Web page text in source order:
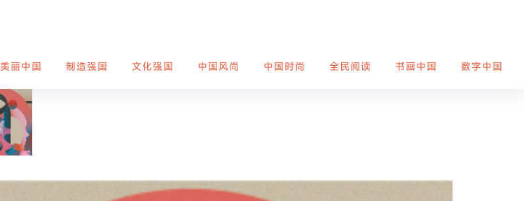
美丽中国 制造强国 文化强国 中国风尚 中国时尚 全民阅读 书画中国 数字中国